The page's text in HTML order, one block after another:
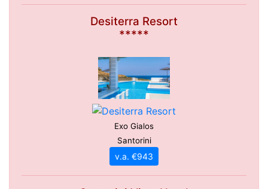
Desiterra Resort
*****
Exo Gialos
Santorini
v.a. €943